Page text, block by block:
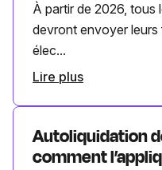
À partir de 2026, tous
devront envoyer
élec...
Lire plus
Autoliquidation
comment